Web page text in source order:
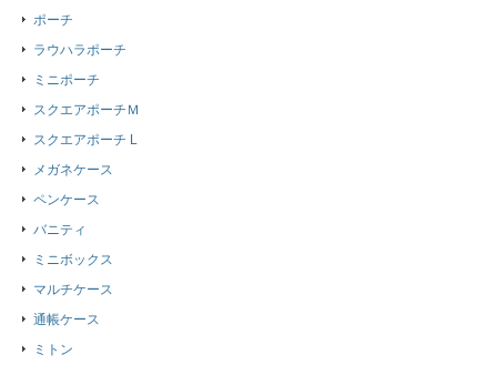
ポーチ
ラウハラポーチ
ミニポーチ
スクエアポーチＭ
スクエアポーチ L
メガネケース
ペンケース
バニティ
ミニボックス
マルチケース
通帳ケース
ミトン